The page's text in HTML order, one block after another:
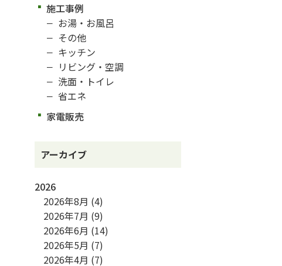
施工事例
お湯・お風呂
その他
キッチン
リビング・空調
洗面・トイレ
省エネ
家電販売
アーカイブ
2026
2026年8月 (4)
2026年7月 (9)
2026年6月 (14)
2026年5月 (7)
2026年4月 (7)